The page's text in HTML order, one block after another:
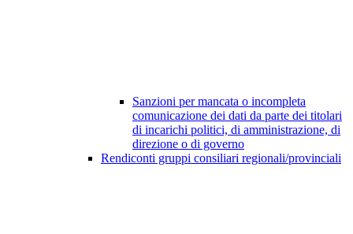
Sanzioni per mancata o incompleta
comunicazione dei dati da parte dei titolari
di incarichi politici, di amministrazione, di
direzione o di governo
Rendiconti gruppi consiliari regionali/provinciali